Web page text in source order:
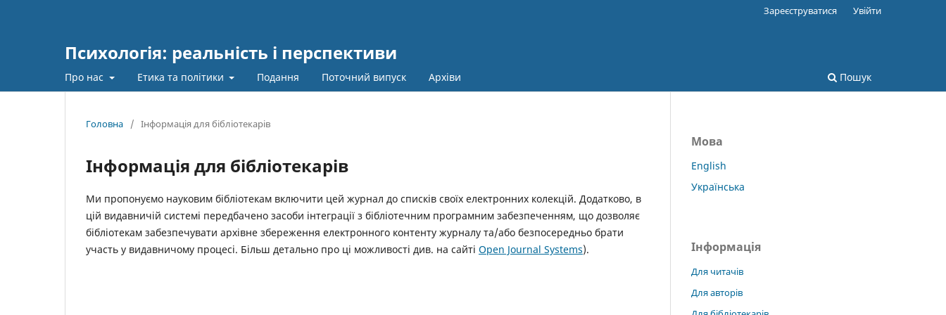
Психологія: реальність і перспективи
Про нас Етика та політики Подання Поточний випуск Архіви Пошук
Зареєструватися Увійти
Головна / Інформація для бібліотекарів
Інформація для бібліотекарів
Ми пропонуємо науковим бібліотекам включити цей журнал до списків своїх електронних колекцій. Додатково, в
цій видавничій системі передбачено засоби інтеграції з бібліотечним програмним забезпеченням, що дозволяє
бібліотекам забезпечувати архівне збереження електронного контенту журналу та/або безпосередньо брати
участь у видавничому процесі. Більш детально про ці можливості див. на сайті Open Journal Systems).
Мова
English
Українська
Інформація
Для читачів
Для авторів